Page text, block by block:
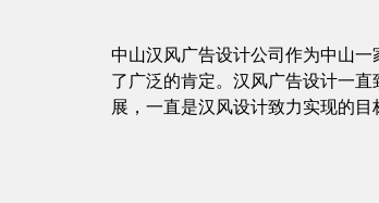
中山汉风广告设计公司 作为中山一
了广泛的肯定。汉风广告设计一
展，一直是汉风设计致力实现的目